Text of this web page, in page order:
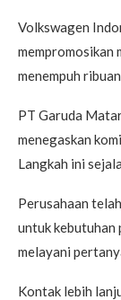
Volkswagen
mempromosikan
menempuh
PT Garuda
menegaskan
Langkah ini
Perusahaan
untuk kebutuhan
melayani
Kontak lebih